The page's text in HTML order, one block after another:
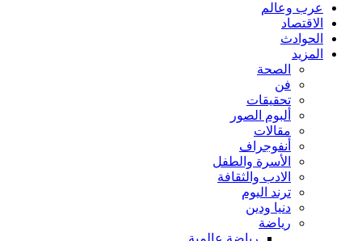
عرب وعالم
الاقتصاد
الحوادث
المزيد
الصحة
فن
تحقيقات
ألبوم الصور
مقالات
أنفوجراف
الأسرة والطفل
الادب والثقافة
ترند اليوم
دنيا ودين
رياضة
رياضة عالمية